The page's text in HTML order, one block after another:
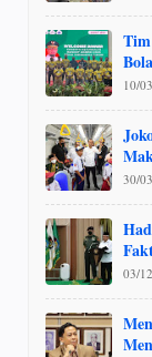
10/
30/
03/